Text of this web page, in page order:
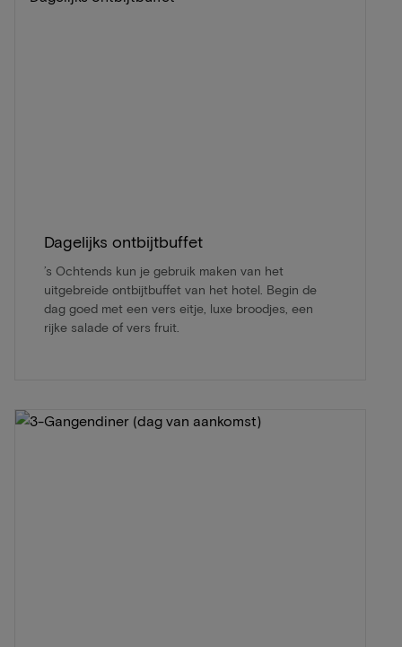
Dagelijks ontbijtbuffet
’s Ochtends kun je gebruik maken van het
uitgebreide ontbijtbuffet van het hotel. Begin de
dag goed met een vers eitje, luxe broodjes, een
rijke salade of vers fruit.